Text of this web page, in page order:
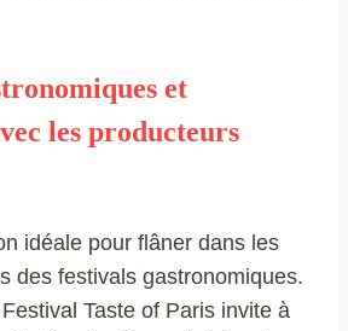
et
les producteurs
idéale pour flâner dans les
des festivals gastronomiques.
Taste of Paris invite à